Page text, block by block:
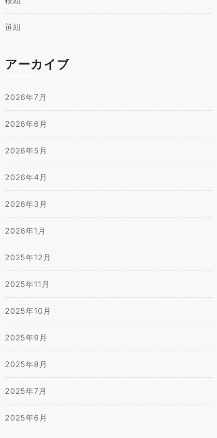
笹組
アーカイブ
2026年7月
2026年6月
2026年5月
2026年4月
2026年3月
2026年1月
2025年12月
2025年11月
2025年10月
2025年9月
2025年8月
2025年7月
2025年6月